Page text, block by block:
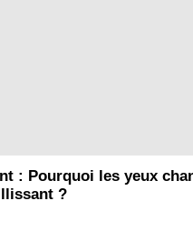
: Pourquoi les yeux
?